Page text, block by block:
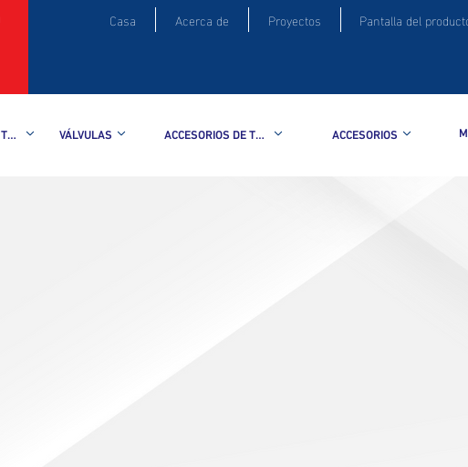
Casa Acerca de Proyectos Pantalla del
ACCESORIOS DE TUBO VÁLVULAS ACCESORIOS DE TUBERIA ACCESORIOS